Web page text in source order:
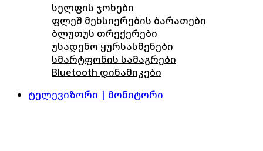
სელფის ჯოხები
ფლეშ მეხსიერების ბარათები
ბლუთუს თრექერები
უსადენო ყურსასმენები
სმარტფონის სამაგრები
Bluetooth დინამიკები
ტელევიზორი | მონიტორი